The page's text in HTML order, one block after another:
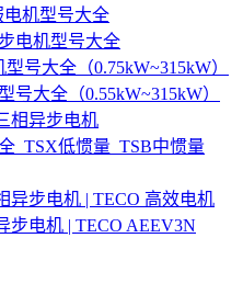
机型号大全
电机型号大全
号大全（0.75kW~315kW）
号大全（0.55kW~315kW）
相异步电机
_TSX低惯量_TSB中惯量
异步电机 | TECO 高效电机
步电机 | TECO AEEV3N